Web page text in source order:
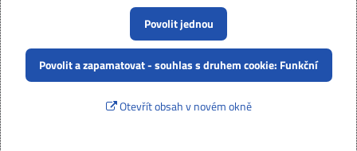
Povolit jednou
Povolit a zapamatovat - souhlas s druhem cookie: Funkční
Otevřít obsah v novém okně